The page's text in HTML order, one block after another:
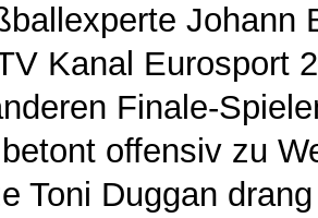
Johann
Kanal Eurosport
Finale-
offensiv zu
Toni Duggan